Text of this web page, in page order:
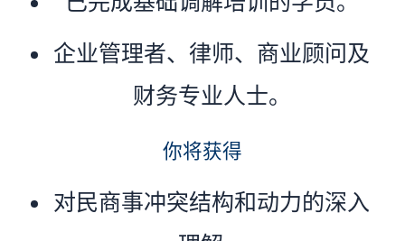
企业管理者、律师、商业顾问及
财务专业人士。
你将获得
对民商事冲突结构和动力的深入